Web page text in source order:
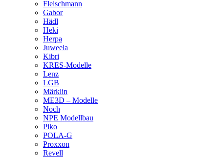
Fleischmann
Gabor
Hädl
Heki
Herpa
Juweela
Kibri
KRES-Modelle
Lenz
LGB
Märklin
ME3D – Modelle
Noch
NPE Modellbau
Piko
POLA-G
Proxxon
Revell